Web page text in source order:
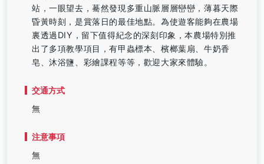
站，一眼望去，驀然發現多重山脈層層巒巒，薄暮天際
昏黃時刻，是賞落日的最佳地點。為使遊客能夠在農場
裏透過DIY，留下值得紀念的深刻印象，本農場特別推
出了多項教學項目，有甲蟲標本、檳榔葉扇、牛奶香
皂、沐浴鹽、彩繪課程等等，歡迎大家來體驗。
交通方式
無
注意事項
無